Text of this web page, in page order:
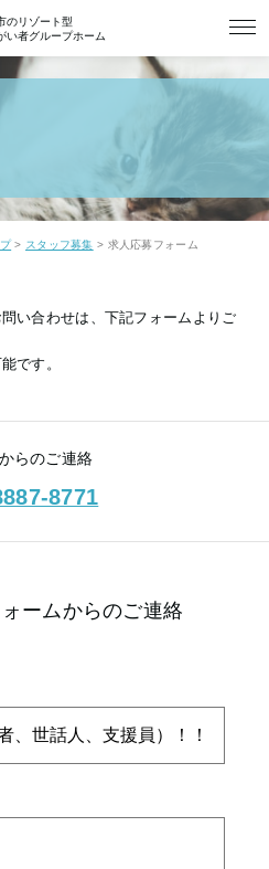
のリゾート型
い者グループホーム
> スタッフ募集 > 求人応募フォーム
い合わせは、下記フォームよりご
です。
らのご連絡
8771
ームからのご連絡